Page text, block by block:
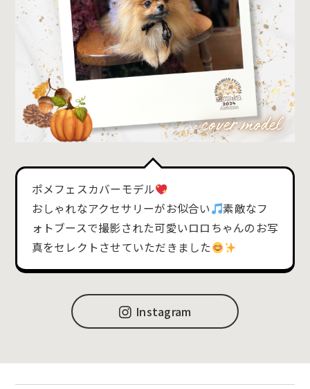
ポメフェスカバーモデル
おしゃれなアクセサリーがお似合い
素敵なフ
ォトブースで撮影された可愛いロロちゃんのお写
真をセレクトさせていただきました
Instagram